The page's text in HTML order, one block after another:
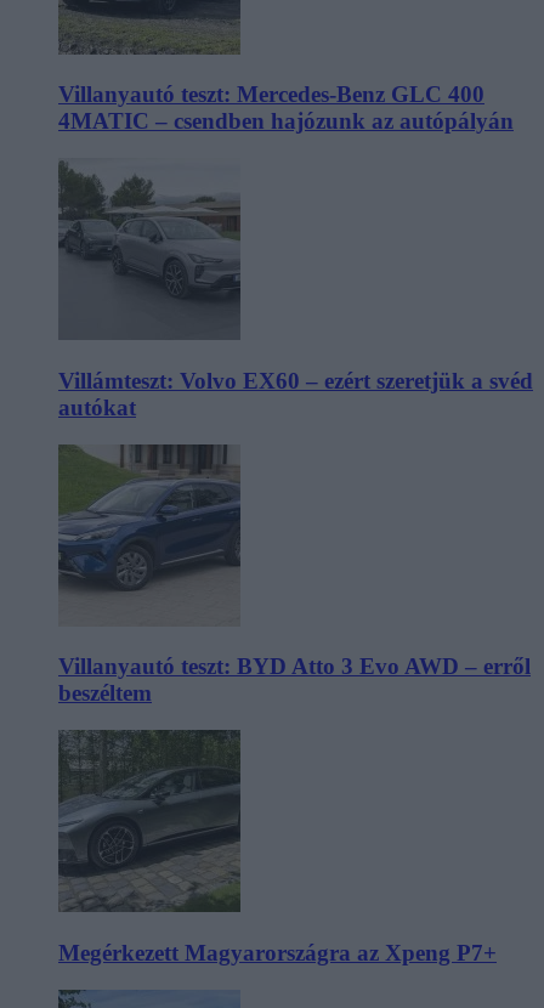
Villanyautó teszt: Mercedes-Benz GLC 400
4MATIC – csendben hajózunk az autópályán
Villámteszt: Volvo EX60 – ezért szeretjük a svéd
autókat
Villanyautó teszt: BYD Atto 3 Evo AWD – erről
beszéltem
Megérkezett Magyarországra az Xpeng P7+